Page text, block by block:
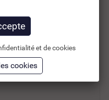
et de cookies